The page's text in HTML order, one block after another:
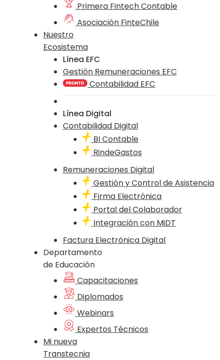
Primera Fintech Contable
Asociación FinteChile
Nuestro
Ecosistema
Línea EFC
Gestión Remuneraciones EFC
Contabilidad EFC
Línea Digital
Contabilidad Digital
BI Contable
RindeGastos
Remuneraciones Digital
Gestión y Control de Asistencia
Firma Electrónica
Portal del Colaborador
Integración con MiDT
Factura Electrónica Digital
Departamento
de Educación
Capacitaciones
Diplomados
Webinars
Expertos Técnicos
Mi nueva
Transtecnia